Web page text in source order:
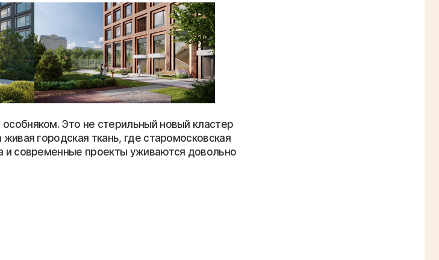
Это не стерильный новый кластер
городская ткань, где старомосковская
и современные проекты уживаются довольно